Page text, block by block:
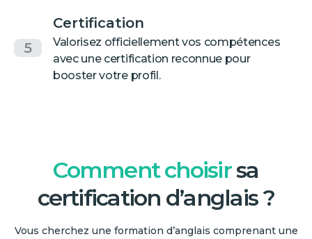
5
Certification
Valorisez officiellement vos compétences
avec une certification reconnue pour
booster votre profil.
Comment choisirsa
certification d’anglais ?
Vous cherchez une formation d’anglais comprenant une